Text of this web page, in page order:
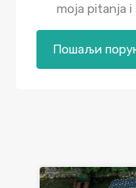
moja pitanja i